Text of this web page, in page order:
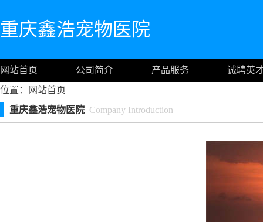
重庆鑫浩宠物医院
网站首页 公司简介 产品服务
诚聘英
位置：
网站首页
重庆鑫浩宠物医院 Company Introduction